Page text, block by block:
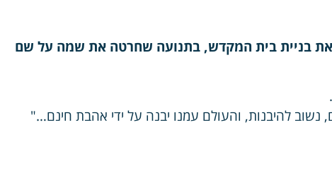
בניית בית המקדש, בתנועה שחרטה את שמה על שם
נשוב להיבנות, והעולם עמנו יבנה על ידי אהבת חינם…"